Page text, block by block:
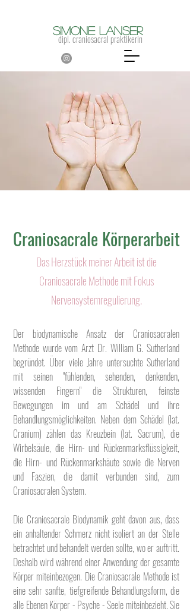
Simone Lanser
dipl. craniosacral praktikerin
Craniosacrale Körperarbeit
Das Herzstück meiner Arbeit ist die
Craniosacrale Methode mit Fokus
Nervensystemregulierung.
Der biodynamische Ansatz der Craniosacralen
Methode wurde vom Arzt Dr. William G. Sutherland
begründet. Über viele Jahre untersuchte Sutherland
mit seinen "fühlenden, sehenden, denkenden,
wissenden Fingern" die Strukturen, feinste
Bewegungen im und am Schädel und ihre
Behandlungsmöglichkeiten. Neben dem Schädel (lat.
Cranium) zählen das Kreuzbein (lat. Sacrum), die
Wirbelsäule, die Hirn- und Rückenmarksflüssigkeit,
die Hirn- und Rückenmarkshäute sowie die Nerven
und Faszien, die damit verbunden sind, zum
Craniosacralen System.
Die Craniosacrale Biodynamik geht davon aus, dass
ein anhaltender Schmerz nicht isoliert an der Stelle
betrachtet und behandelt werden sollte, wo er auftritt.
Deshalb wird während einer Anwendung der gesamte
Körper miteinbezogen. Die Craniosacrale Methode ist
eine sehr sanfte, tiefgreifende Behandlungsform, die
alle Ebenen Körper - Psyche - Seele miteinbezieht. Sie